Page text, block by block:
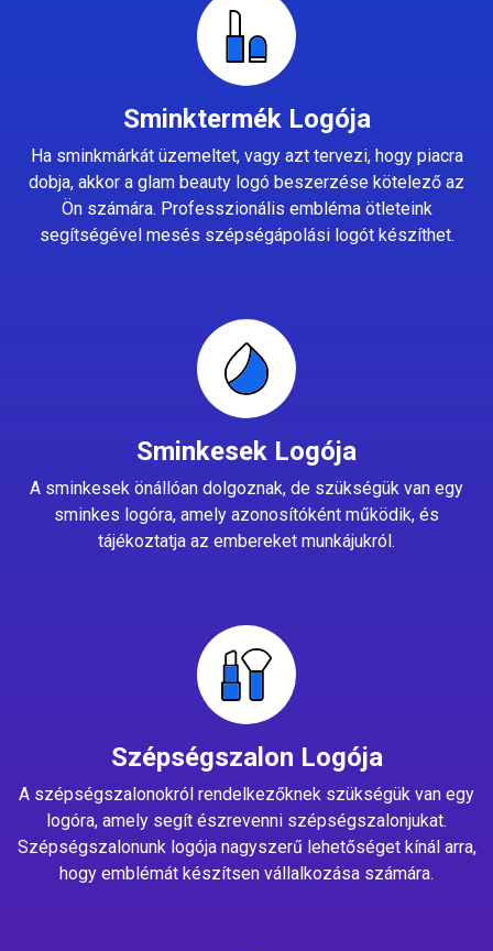
Sminktermék Logója
Ha sminkmárkát üzemeltet, vagy azt tervezi, hogy piacra
dobja, akkor a glam beauty logó beszerzése kötelező az
Ön számára. Professzionális embléma ötleteink
segítségével mesés szépségápolási logót készíthet.
Sminkesek Logója
A sminkesek önállóan dolgoznak, de szükségük van egy
sminkes logóra, amely azonosítóként működik, és
tájékoztatja az embereket munkájukról.
Szépségszalon Logója
A szépségszalonokról rendelkezőknek szükségük van egy
logóra, amely segít észrevenni szépségszalonjukat.
Szépségszalonunk logója nagyszerű lehetőséget kínál arra,
hogy emblémát készítsen vállalkozása számára.